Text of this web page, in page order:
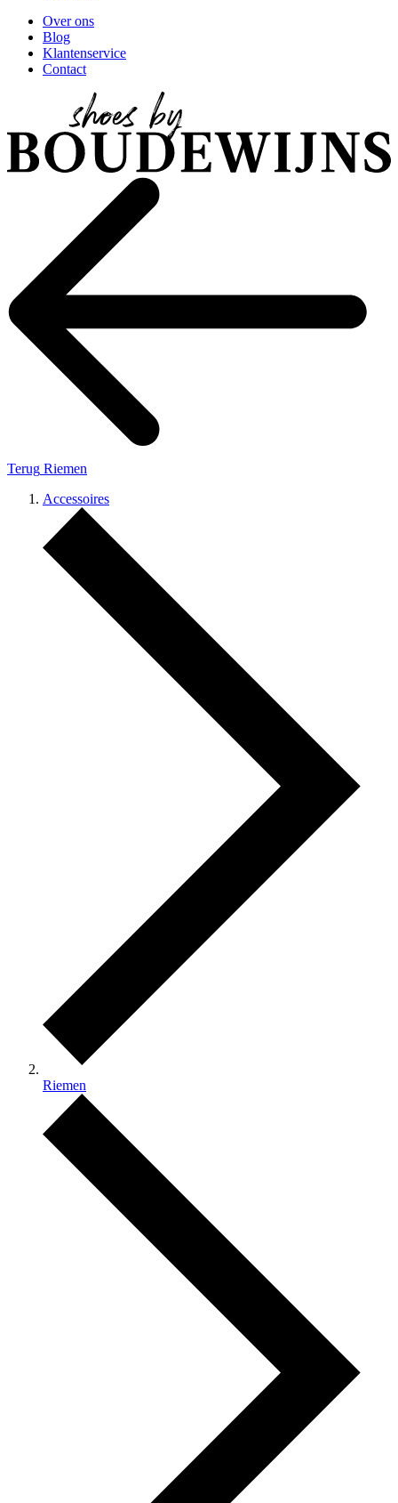
Over ons
Blog
Klantenservice
Contact
Terug Riemen
Accessoires
Riemen